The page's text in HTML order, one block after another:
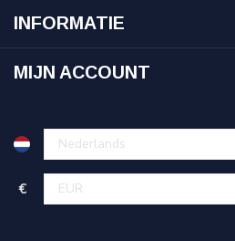
INFORMATIE
MIJN ACCOUNT
€